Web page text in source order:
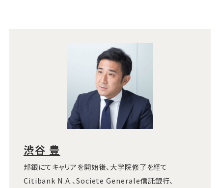
渋谷 豊
邦銀にてキャリアを開始後、大学院修了を経て
Citibank N.A.、Societe Generale信託銀行、